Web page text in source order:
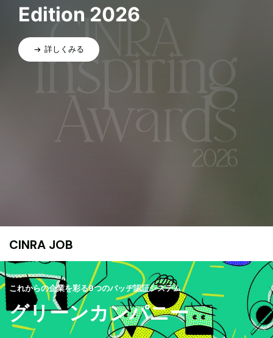
Edition 2026
詳しくみる
CINRA JOB
これからの企業を彩る9つのバッヂ認証システム
グリーンカンパニー